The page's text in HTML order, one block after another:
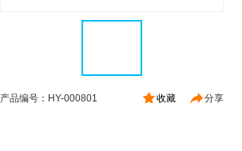
分享
收藏
产品编号：HY-000801